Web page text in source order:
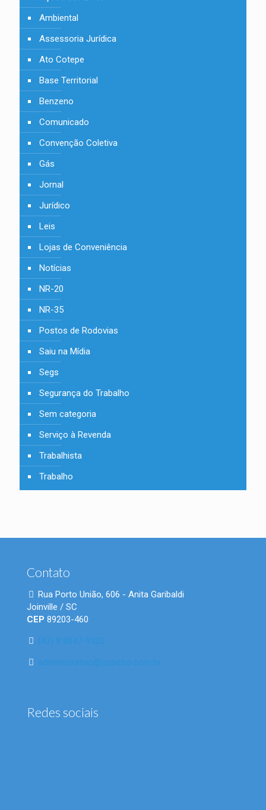
Ambiental
Assessoria Jurídica
Ato Cotepe
Base Territorial
Benzeno
Comunicado
Convenção Coletiva
Gás
Jornal
Jurídico
Leis
Lojas de Conveniência
Notícias
NR-20
NR-35
Postos de Rodovias
Saiu na Mídia
Segs
Segurança do Trabalho
Sem categoria
Serviço à Revenda
Trabalhista
Trabalho
Contato
Rua Porto União, 606 - Anita Garibaldi
Joinville / SC
CEP 89203-460
(47) 9 8847-9520
administrativo@scpetro.com.br
Redes sociais